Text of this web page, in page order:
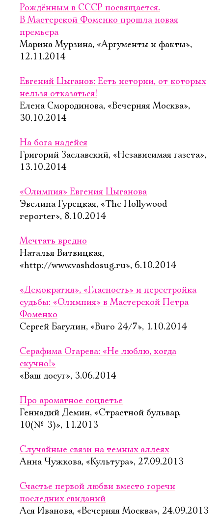
Рождённым в СССР посвящается.
В Мастерской Фоменко прошла новая
премьера
Марина Мурзина, «Аргументы и факты»,
12.11.2014
Евгений Цыганов: Есть истории, от которых
нельзя отказаться!
Елена Смородинова, «Вечерняя Москва»,
30.10.2014
На бога надейся
Григорий Заславский, «Независимая газета»,
13.10.2014
«Олимпия» Евгения Цыганова
Эвелина Гурецкая, «The Hollywood
reporter», 8.10.2014
Мечтать вредно
Наталья Витвицкая,
«http://www.vashdosug.ru», 6.10.2014
«Демократия», «Гласность» и перестройка
судьбы: «Олимпия» в Мастерской Петра
Фоменко
Сергей Багулин, «Buro 24/7», 1.10.2014
Серафима Огарева: «Не люблю, когда
скучно!»
«Ваш досуг», 3.06.2014
Про ароматное соцветье
Геннадий Демин, «Страстной бульвар,
10(№ 3)», 11.2013
Случайные связи на темных аллеях
Анна Чужкова, «Культура», 27.09.2013
Счастье первой любви вместо горечи
последних свиданий
Ася Иванова, «Вечерняя Москва», 24.09.2013